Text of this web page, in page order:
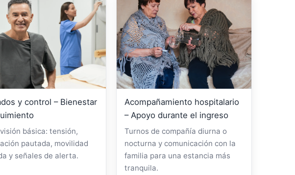
y control – Bienestar
básica: tensión,
pautada, movilidad
y señales de alerta.
Acompañamiento hospitalario
– Apoyo durante el ingreso
Turnos de compañía diurna o
nocturna y comunicación con la
familia para una estancia más
tranquila.